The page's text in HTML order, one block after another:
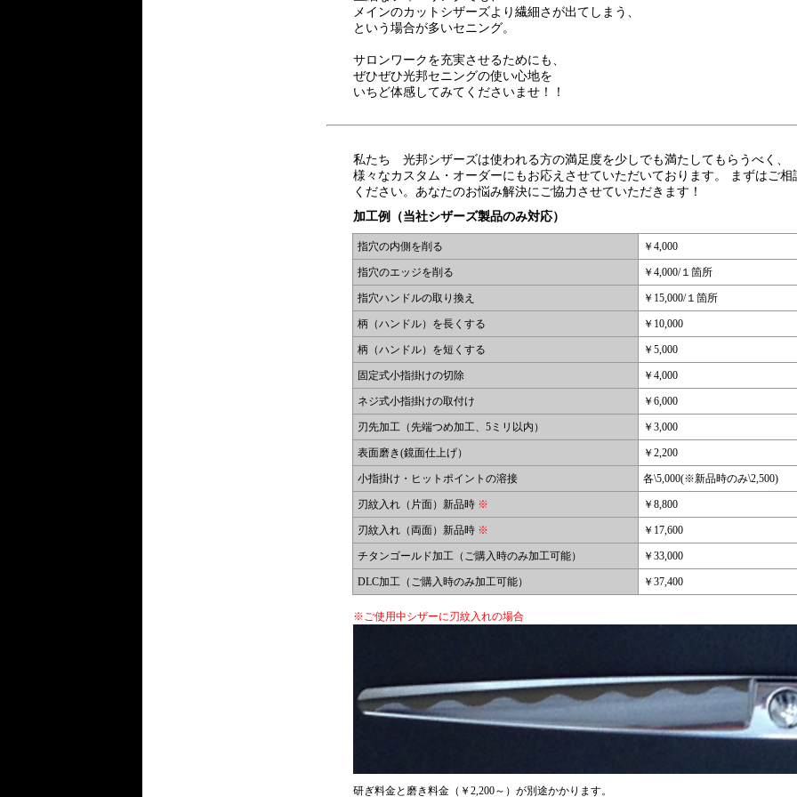
メインのカットシザーズより繊細さが出てしまう、
という場合が多いセニング。
サロンワークを充実させるためにも、
ぜひぜひ光邦セニングの使い心地を
いちど体感してみてくださいませ！！
私たち 光邦シザーズは使われる方の満足度を少しでも満たしてもらうべく、
様々なカスタム・オーダーにもお応えさせていただいております。 まずはご相
ください。あなたのお悩み解決にご協力させていただきます！
加工例（当社シザーズ製品のみ対応）
指穴の内側を削る ￥4,000
指穴のエッジを削る ￥4,000/１箇所
指穴ハンドルの取り換え ￥15,000/１箇所
柄（ハンドル）を長くする ￥10,000
柄（ハンドル）を短くする ￥5,000
固定式小指掛けの切除 ￥4,000
ネジ式小指掛けの取付け ￥6,000
刃先加工（先端つめ加工、5ミリ以内） ￥3,000
表面磨き(鏡面仕上げ） ￥2,200
小指掛け・ヒットポイントの溶接 各\5,000(※新品時のみ\2,500)
刃紋入れ（片面）新品時 ※ ￥8,800
刃紋入れ（両面）新品時 ※ ￥17,600
チタンゴールド加工（ご購入時のみ加工可能） ￥33,000
DLC加工（ご購入時のみ加工可能） ￥37,400
※ご使用中シザーに刃紋入れの場合
研ぎ料金と磨き料金（￥2,200～）が別途かかります。